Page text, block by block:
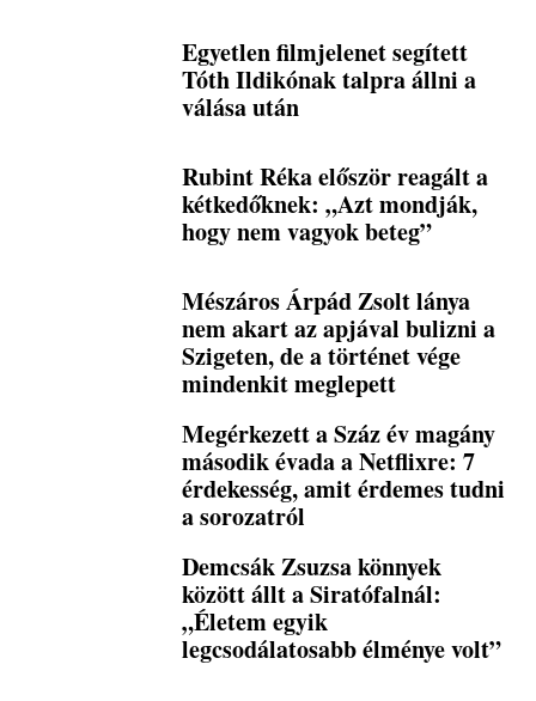
Egyetlen filmjelenet segített
Tóth Ildikónak talpra állni a
válása után
Rubint Réka először reagált a
kétkedőknek: „Azt mondják,
hogy nem vagyok beteg”
Mészáros Árpád Zsolt lánya
nem akart az apjával bulizni a
Szigeten, de a történet vége
mindenkit meglepett
Megérkezett a Száz év magány
második évada a Netflixre: 7
érdekesség, amit érdemes tudni
a sorozatról
Demcsák Zsuzsa könnyek
között állt a Siratófalnál:
„Életem egyik
legcsodálatosabb élménye volt”